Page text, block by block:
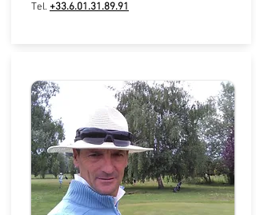
Tel. +33.6.01.31.89.91